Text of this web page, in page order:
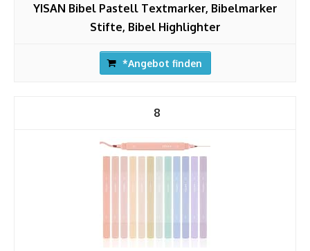
YISAN Bibel Pastell Textmarker, Bibelmarker
Stifte, Bibel Highlighter
*Angebot finden
8